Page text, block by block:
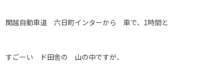
関越自動車道 六日町インターから 車で、1時間と
すごーい ド田舎の 山の中ですが、